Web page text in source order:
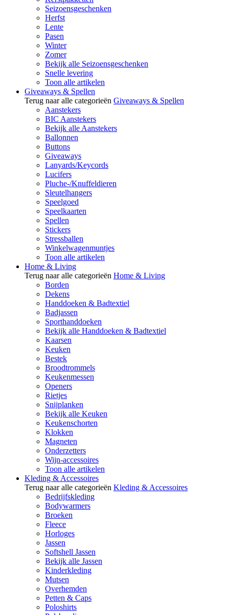
Seizoensgeschenken
Herfst
Lente
Pasen
Winter
Zomer
Bekijk alle Seizoensgeschenken
Snelle levering
Toon alle artikelen
Giveaways & Spellen
Terug naar alle categorieën Giveaways & Spellen
Aanstekers
BIC Aanstekers
Bekijk alle Aanstekers
Ballonnen
Buttons
Giveaways
Lanyards/Keycords
Lucifers
Pluche-/Knuffeldieren
Sleutelhangers
Speelgoed
Speelkaarten
Spellen
Stickers
Stressballen
Winkelwagenmuntjes
Toon alle artikelen
Home & Living
Terug naar alle categorieën Home & Living
Borden
Dekens
Handdoeken & Badtextiel
Badjassen
Sporthanddoeken
Bekijk alle Handdoeken & Badtextiel
Kaarsen
Keuken
Bestek
Broodtrommels
Keukenmessen
Openers
Rietjes
Snijplanken
Bekijk alle Keuken
Keukenschorten
Klokken
Magneten
Onderzetters
Wijn-accessoires
Toon alle artikelen
Kleding & Accessoires
Terug naar alle categorieën Kleding & Accessoires
Bedrijfskleding
Bodywarmers
Broeken
Fleece
Horloges
Jassen
Softshell Jassen
Bekijk alle Jassen
Kinderkleding
Mutsen
Overhemden
Petten & Caps
Poloshirts